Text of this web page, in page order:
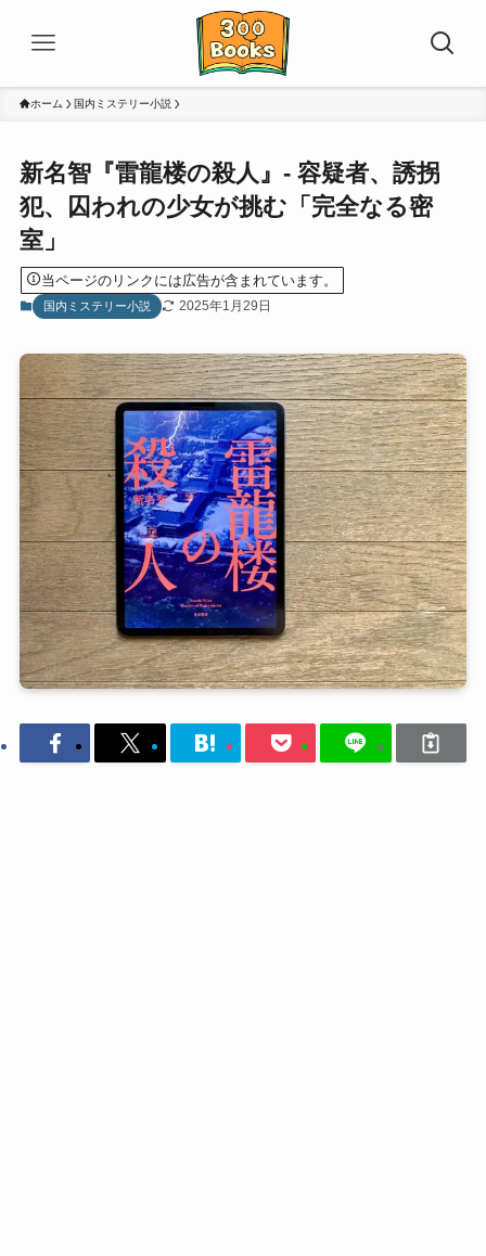
ホーム 国内ミステリー小説
新名智『雷龍楼の殺人』- 容疑者、誘拐
犯、囚われの少女が挑む「完全なる密
室」
当ページのリンクには広告が含まれています。
国内ミステリー小説 2025年1月29日